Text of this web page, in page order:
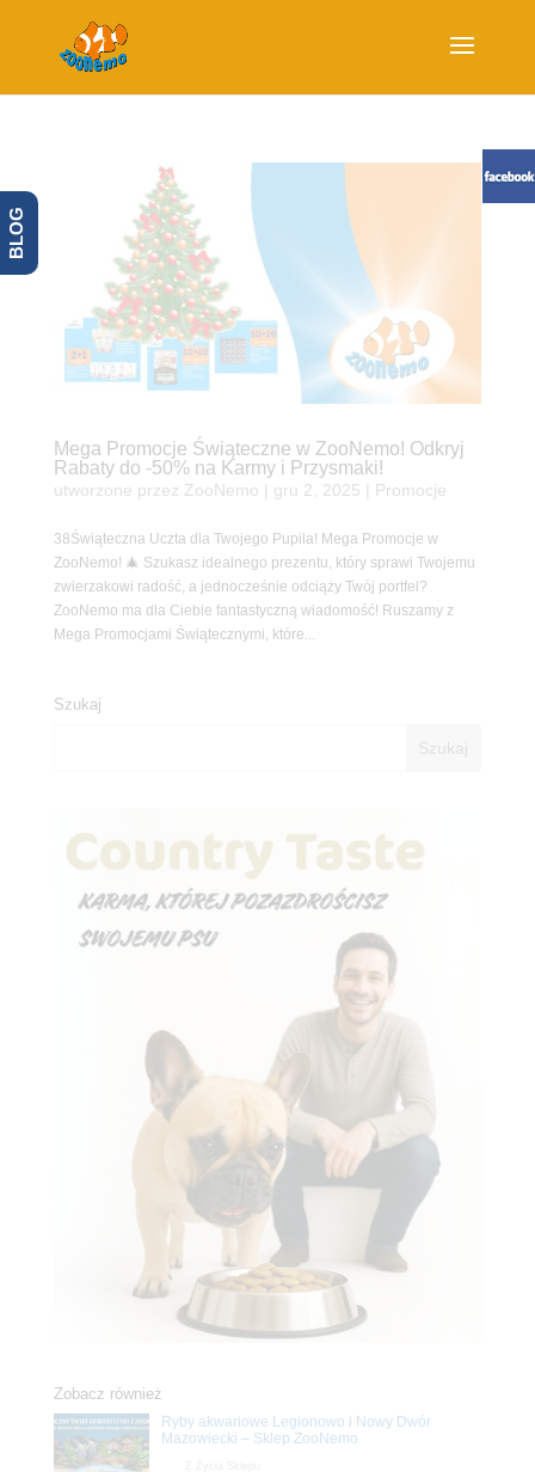
Mega Promocje Świąteczne w ZooNemo! Odkryj
Rabaty do -50% na Karmy i Przysmaki!
utworzone przez ZooNemo gru 2, 2025 Promocje
38Świąteczna Uczta dla Twojego Pupila! Mega Promocje w
ZooNemo! 🎄 Szukasz idealnego prezentu, który sprawi Twojemu
zwierzakowi radość, a jednocześnie odciąży Twój portfel?
ZooNemo ma dla Ciebie fantastyczną wiadomość! Ruszamy z
Mega Promocjami Świątecznymi, które...
Szukaj
Zobacz również
Ryby akwariowe Legionowo i Nowy Dwór
Mazowiecki – Sklep ZooNemo
BLOG